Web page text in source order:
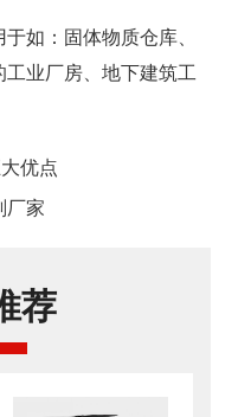
如：固体物质仓库、
业厂房、地下建筑工
优点
厂家
荐